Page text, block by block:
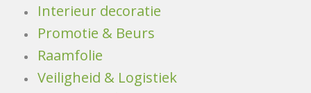
Interieur decoratie
Promotie & Beurs
Raamfolie
Veiligheid & Logistiek